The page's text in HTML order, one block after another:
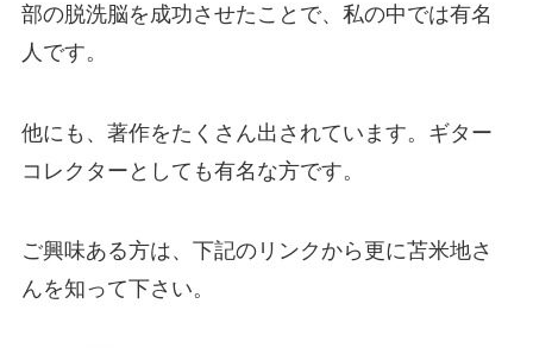
部の脱洗脳を成功させたことで、私の中では有名
人です。
他にも、著作をたくさん出されています。ギター
コレクターとしても有名な方です。
ご興味ある方は、下記のリンクから更に苫米地さ
んを知って下さい。